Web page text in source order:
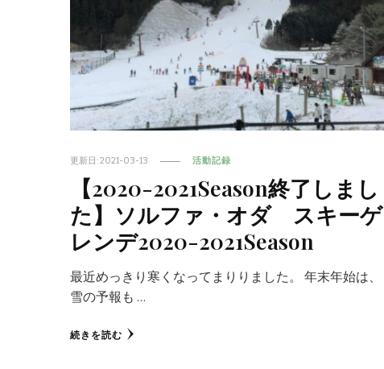
更新日:2021-03-13 活動記録
【2020-2021Season終了しまし
た】ソルファ・オダ スキーゲ
レンデ2020-2021Season
最近めっきり寒くなってまりりました。 年末年始は、
雪の予報も …
続きを読む